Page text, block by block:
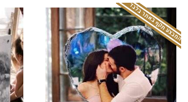
המבצע תקף באתר בלבד